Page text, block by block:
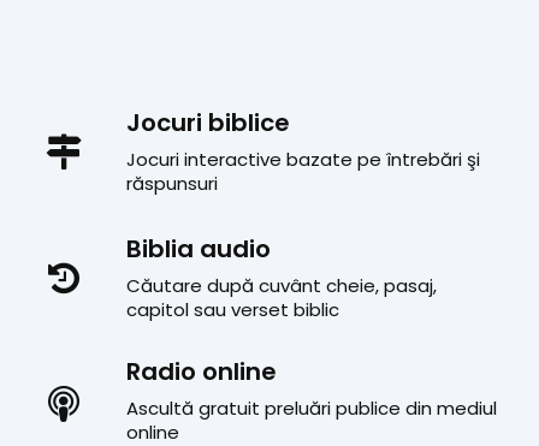
Jocuri biblice
Jocuri interactive bazate pe întrebări şi
răspunsuri
Biblia audio
Căutare după cuvânt cheie, pasaj,
capitol sau verset biblic
Radio online
Ascultă gratuit preluări publice din mediul
online